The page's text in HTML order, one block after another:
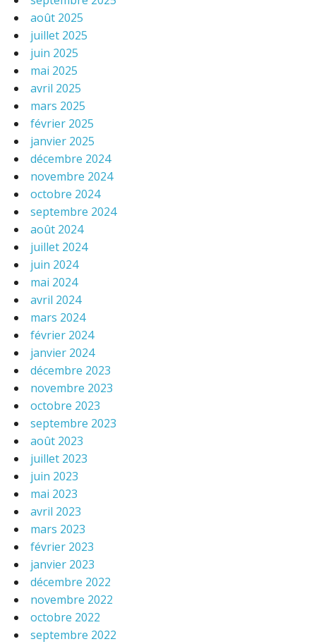
août 2025
juillet 2025
juin 2025
mai 2025
avril 2025
mars 2025
février 2025
janvier 2025
décembre 2024
novembre 2024
octobre 2024
septembre 2024
août 2024
juillet 2024
juin 2024
mai 2024
avril 2024
mars 2024
février 2024
janvier 2024
décembre 2023
novembre 2023
octobre 2023
septembre 2023
août 2023
juillet 2023
juin 2023
mai 2023
avril 2023
mars 2023
février 2023
janvier 2023
décembre 2022
novembre 2022
octobre 2022
septembre 2022